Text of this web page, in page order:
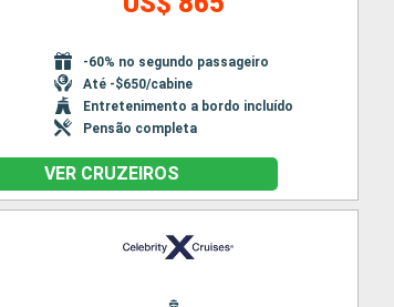
-60% no segundo passageiro
Até -$650/cabine
Entretenimento a bordo incluído
Pensão completa
VER CRUZEIROS